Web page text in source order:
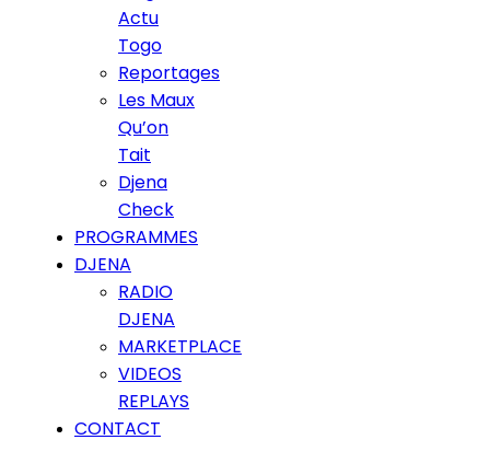
Actu
Togo
Reportages
Les Maux
Qu’on
Tait
Djena
Check
PROGRAMMES
DJENA
RADIO
DJENA
MARKETPLACE
VIDEOS
REPLAYS
CONTACT